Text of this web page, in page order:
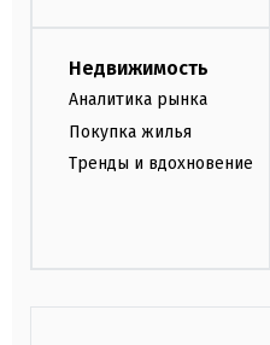
Недвижимость
Аналитика рынка
Покупка жилья
Тренды и вдохновение